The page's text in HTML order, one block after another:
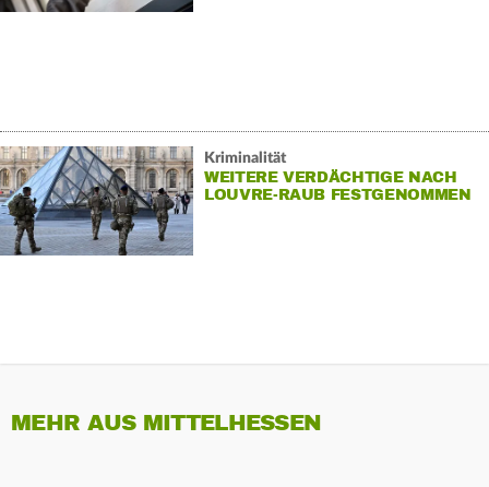
Kriminalität
WEITERE VERDÄCHTIGE NACH
LOUVRE-RAUB FESTGENOMMEN
MEHR AUS MITTELHESSEN